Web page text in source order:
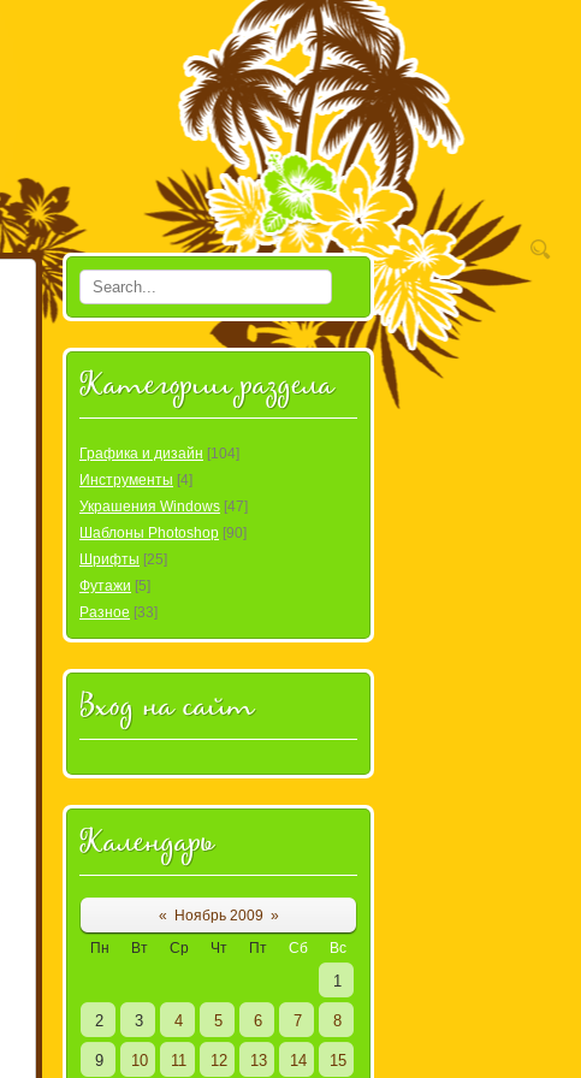
Категории раздела
Графика и дизайн [104]
Инструменты [4]
Украшения Windows [47]
Шаблоны Photoshop [90]
Шрифты [25]
Футажи [5]
Разное [33]
Вход на сайт
Календарь
« Ноябрь 2009 »
Пн
Вт Ср Чт Пт Сб Вс
1
2 3 4 5 6 7 8
9 10 11 12 13 14 15